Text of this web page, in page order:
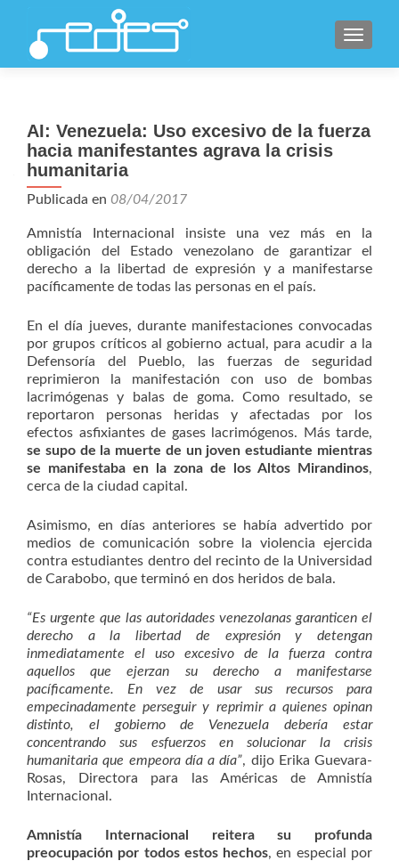
AI: Venezuela: Uso excesivo de la fuerza
hacia manifestantes agrava la crisis
humanitaria
Publicada en 08/04/2017
Amnistía Internacional insiste una vez más en la
obligación del Estado venezolano de garantizar el
derecho a la libertad de expresión y a manifestarse
pacíficamente de todas las personas en el país.
En el día jueves, durante manifestaciones convocadas
por grupos críticos al gobierno actual, para acudir a la
Defensoría del Pueblo, las fuerzas de seguridad
reprimieron la manifestación con uso de bombas
lacrimógenas y balas de goma. Como resultado, se
reportaron personas heridas y afectadas por los
efectos asfixiantes de gases lacrimógenos. Más tarde,
se supo de la muerte de un joven estudiante mientras
se manifestaba en la zona de los Altos Mirandinos,
cerca de la ciudad capital.
Asimismo, en días anteriores se había advertido por
medios de comunicación sobre la violencia ejercida
contra estudiantes dentro del recinto de la Universidad
de Carabobo, que terminó en dos heridos de bala.
“Es urgente que las autoridades venezolanas garanticen el
derecho a la libertad de expresión y detengan
inmediatamente el uso excesivo de la fuerza contra
aquellos que ejerzan su derecho a manifestarse
pacíficamente. En vez de usar sus recursos para
empecinadamente perseguir y reprimir a quienes opinan
distinto, el gobierno de Venezuela debería estar
concentrando sus esfuerzos en solucionar la crisis
humanitaria que empeora día a día”, dijo Erika Guevara-
Rosas, Directora para las Américas de Amnistía
Internacional.
Amnistía Internacional reitera su profunda
preocupación por todos estos hechos, en especial por